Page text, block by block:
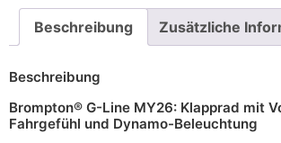
Beschreibung Zusätzliche
Beschreibung
Brompton® G-Line MY26: Klapprad mit
Fahrgefühl und Dynamo-Beleuchtung